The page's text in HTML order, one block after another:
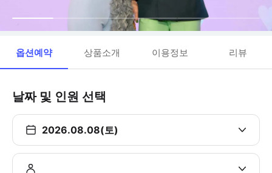
옵션예약 상품소개 이용정보 리뷰
날짜 및 인원 선택
2026.08.08(토)